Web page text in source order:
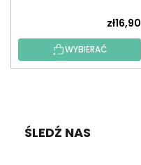
zł16,90
WYBIERAĆ
ŚLEDŹ NAS